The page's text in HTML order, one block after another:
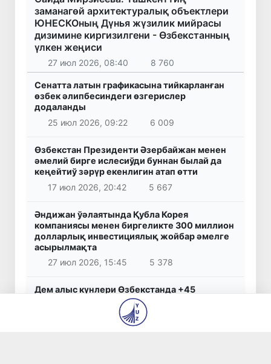
заманагөй архитектуралық объектлери
ЮНЕСКОның Дүнья жүзилик мийрасы
дизимине киргизилгени - Өзбекстанның
үлкен жеңиси
27 июл 2026, 08:40 8 760
Сенатта латын графикасына тийкарланған
өзбек әлипбесиндеги өзгерислер
додаланды
25 июл 2026, 09:22
6 009
Өзбекстан Президенти Әзербайжан менен
әмелий бирге ислесиўди буннан былай да
кеңейтиў зәрүр екенлигин атап өтти
17 июл 2026, 20:42
5 667
Әндижан ўәлаятында Қубла Корея
компаниясы менен биргеликте 300 миллион
долларлық инвестициялық жойбар әмелге
асырылмақта
27 июл 2026, 15:45
5 378
Дем алыс күнлери Өзбекстанда +45
градусқа шекем аномал ыссы сақланып
турады: 21-июльден баслап температура
төменлей баслайды